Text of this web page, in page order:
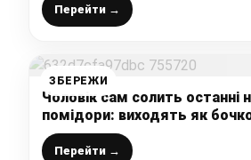
Перейти →
ЗБЕРЕЖИ
Чоловік сам солить останні
помідори: виходять як
смачні та з гострим перцем
рецептом приготування
Перейти →